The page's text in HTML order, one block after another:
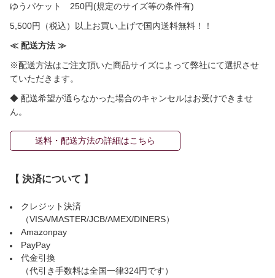
ゆうパケット 250円(規定のサイズ等の条件有)
5,500円（税込）以上お買い上げで国内送料無料！！
≪ 配送方法 ≫
※配送方法はご注文頂いた商品サイズによって弊社にて選択させ
ていただきます。
◆ 配送希望が通らなかった場合のキャンセルはお受けできませ
ん。
送料・配送方法の詳細はこちら
【 決済について 】
クレジット決済
（VISA/MASTER/JCB/AMEX/DINERS）
Amazonpay
PayPay
代金引換
（代引き手数料は全国一律324円です）